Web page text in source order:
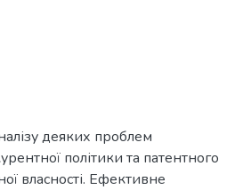
деяких проблем
політики та патентного
власності. Ефективне